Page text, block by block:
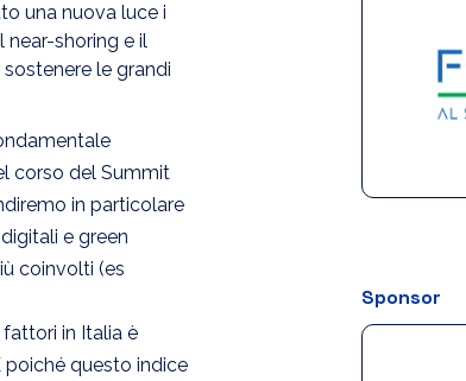
una nuova luce i
near-shoring e il
le grandi
corso del Summit
in particolare
e green
coinvolti (es
in Italia è
poiché questo indice
Sponsor